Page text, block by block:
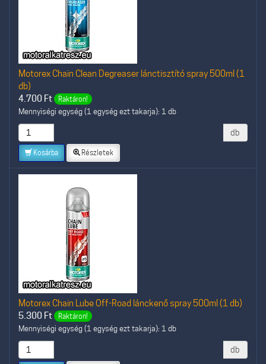
Motorex Chain Clean Degreaser lánctisztító spray 500ml (1
db)
4.700 Ft Raktáron!
Mennyiségi egység (1 egység ezt takarja): 1 db
db
Kosárba Részletek
Motorex Chain Lube Off-Road lánckenő spray 500ml (1 db)
5.300 Ft Raktáron!
Mennyiségi egység (1 egység ezt takarja): 1 db
db